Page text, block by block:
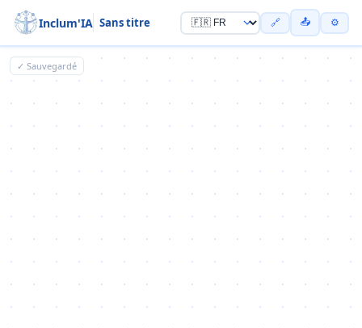
Inclum'IA Sans titre 🔗 📤 ⚙
✓ Sauvegardé